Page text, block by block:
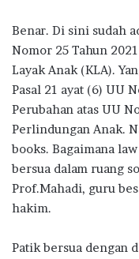
Benar. Di sini sudah
Nomor 25 Tahun
Layak Anak (KLA).
Pasal 21 ayat (6) UU
Perubahan atas UU
Perlindungan Anak.
books. Bagaimana
bersua dalam ruang
Prof.Mahadi, guru
hakim.
Patik bersua dengan